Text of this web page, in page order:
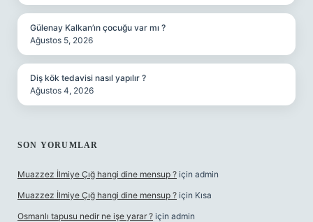
Gülenay Kalkan’ın çocuğu var mı ?
Ağustos 5, 2026
Diş kök tedavisi nasıl yapılır ?
Ağustos 4, 2026
SON YORUMLAR
Muazzez İlmiye Çığ hangi dine mensup ? için admin
Muazzez İlmiye Çığ hangi dine mensup ? için Kısa
Osmanlı tapusu nedir ne işe yarar ? için admin